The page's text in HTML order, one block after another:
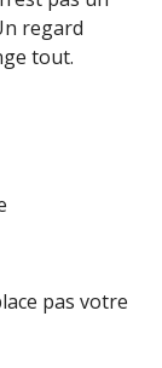
regard
tout.
pas votre